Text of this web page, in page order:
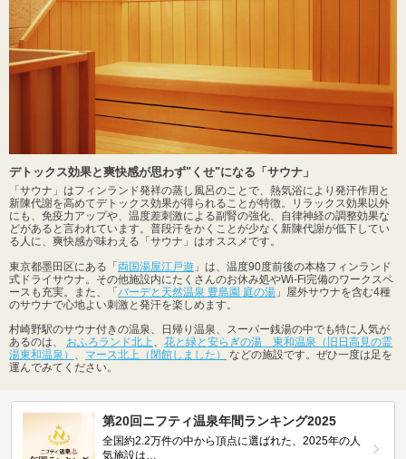
デトックス効果と爽快感が思わず"くせ"になる「サウナ」
「サウナ」はフィンランド発祥の蒸し風呂のことで、熱気浴により発汗作用と
新陳代謝を高めてデトックス効果が得られることが特徴。リラックス効果以外
にも、免疫力アップや、温度差刺激による副腎の強化、自律神経の調整効果な
どがあると言われています。普段汗をかくことが少なく新陳代謝が低下してい
る人に、爽快感が味わえる「サウナ」はオススメです。
東京都墨田区にある「 両国湯屋江戸遊 」は、温度90度前後の本格フィンランド
式ドライサウナ。その他施設内にたくさんのお休み処やWi-Fi完備のワークスペ
ースも充実。また、「 バーデと天然温泉 豊島園 庭の湯 」屋外サウナを含む4種
のサウナで心地よい刺激と発汗を楽しめます。
村崎野駅のサウナ付きの温泉、日帰り温泉、スーパー銭湯の中でも特に人気が
あるのは、 おふろランド北上、 花と緑と安らぎの湯 東和温泉（旧日高見の霊
湯東和温泉） 、 マース北上（閉館しました）
などの施設です。ぜひ一度は足を
運んでみてください。
第20回ニフティ温泉年間ランキング2025
全国約2.2万件の中から頂点に選ばれた、2025年の人
気施設は…